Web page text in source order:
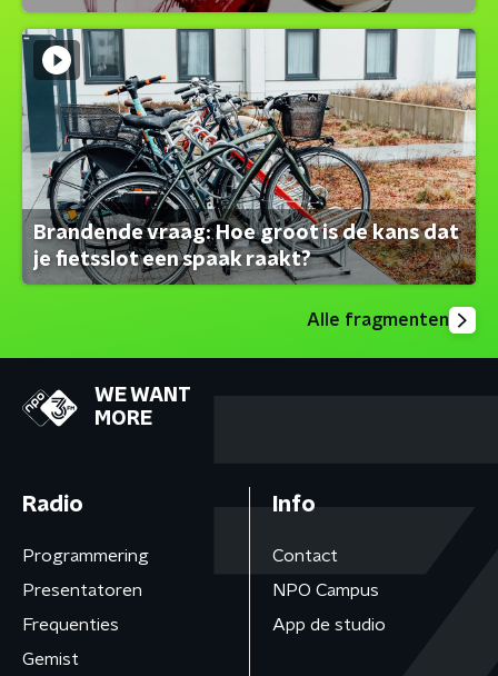
Brandende vraag: Hoe groot is de kans dat
je fietsslot een spaak raakt?
Alle fragmenten
WE WANT
MORE
Radio
Programmering
Presentatoren
Frequenties
Gemist
Info
Contact
NPO Campus
App de studio